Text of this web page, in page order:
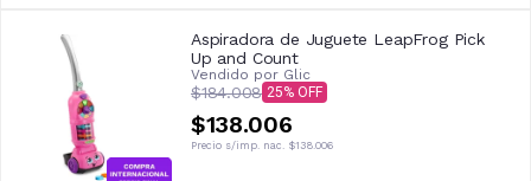
Aspiradora de Juguete LeapFrog Pick
Up and Count
Vendido por Glic
$184.008 25
$138.006
Precio s/imp. nac. $138.006